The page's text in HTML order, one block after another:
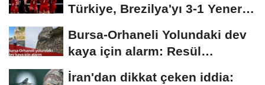
Türkiye, Brezilya'yı 3-1 Yenerek
Bursa-Orhaneli Yolundaki dev
kaya için alarm: Resül
Kaplan'dan yetkililere...
İran'dan dikkat çeken iddia: